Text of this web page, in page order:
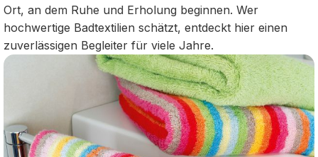
Ort, an dem Ruhe und Erholung beginnen. Wer
hochwertige Badtextilien schätzt, entdeckt hier einen
zuverlässigen Begleiter für viele Jahre.